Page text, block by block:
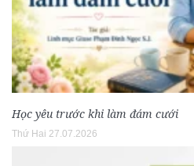
Học yêu trước khi làm đám cưới
Thứ Hai 27.07.2026